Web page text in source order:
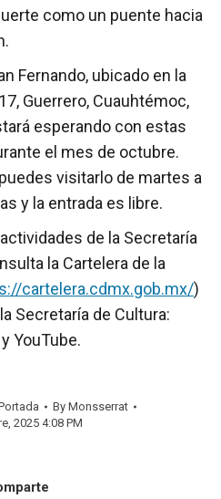
como un puente hacia
Fernando, ubicado en la
Guerrero, Cuauhtémoc,
esperando con estas
el mes de octubre.
visitarlo de martes a
y la entrada es libre.
de la Secretaría
la Cartelera de la
cartelera.cdmx.gob.mx/)
Secretaría de Cultura:
YouTube.
By Monsserrat
2025 4:08 PM